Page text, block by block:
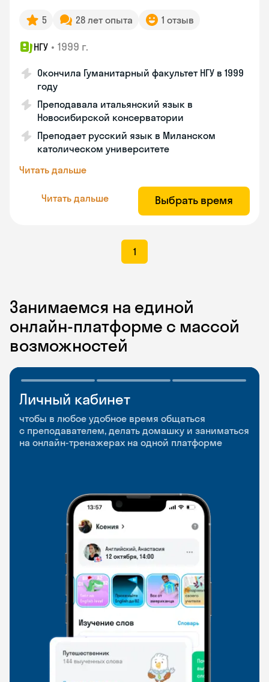
5 28 лет опыта 1 отзыв
НГУ • 1999 г.
Окончила Гуманитарный факультет НГУ в 1999
году
Преподавала итальянский язык в
Новосибирской консерватории
Преподает русский язык в Миланском
католическом университете
Читать дальше
Читать дальше Выбрать время
1
Занимаемся на единой
онлайн-платформе с массой
возможностей
Личный кабинет
чтобы в любое удобное время общаться
с преподавателем, делать домашку и заниматься
на онлайн-тренажерах на одной платформе
Мобильное
приложение
чтобы заниматься и изучать новые слова где
и когда удобно
Разговорные клубы
и Talks
Групповые занятия для разговорной практики
и индивидуальные встречи с преподавателями